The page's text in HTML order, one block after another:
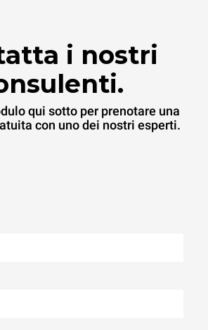
i nostri
qui sotto per prenotare una
con uno dei nostri esperti.